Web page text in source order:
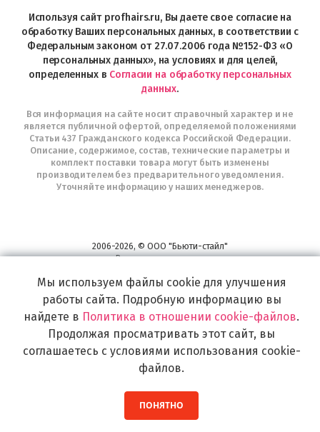
Telegram
Используя сайт profhairs.ru, Вы даете свое согласие на
обработку Ваших персональных данных, в соответствии с
Федеральным законом от 27.07.2006 года №152-ФЗ «О
персональных данных», на условиях и для целей,
определенных в Согласии на обработку персональных
данных.
Вся информация на сайте носит справочный характер и не
является публичной офертой, определяемой положениями
Статьи 437 Гражданского кодекса Российской Федерации.
Описание, содержимое, состав, технические параметры и
комплект поставки товара могут быть изменены
производителем без предварительного уведомления.
Уточняйте информацию у наших менеджеров.
2006-2026, © ООО "Бьюти-стайл"
Все права защищены
Широкий выбор инструментов, аксессуаров и принадлежностей для
воплощения
самых изысканных и необычных идей по созданию Вашего образа и стиля.
Мы используем файлы cookie для улучшения
работы сайта. Подробную информацию вы
найдете в Политика в отношении cookie-файлов.
Продолжая просматривать этот сайт, вы
соглашаетесь с условиями использования cookie-
файлов.
ПОНЯТНО